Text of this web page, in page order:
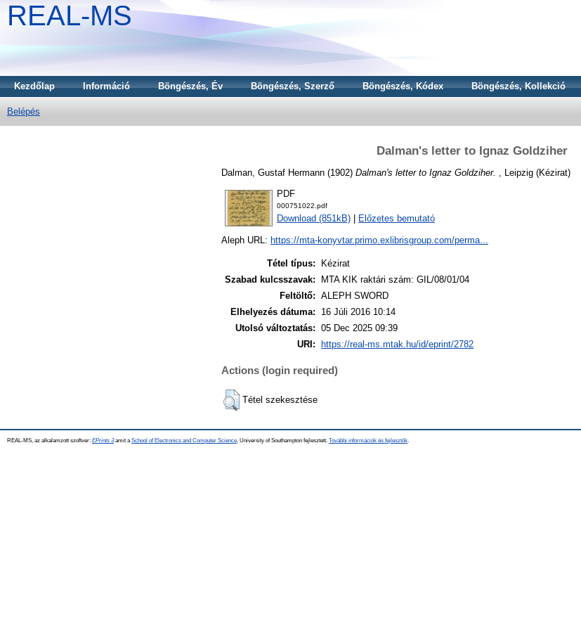
REAL-MS
Kezdőlap Információ Böngészés, Év Böngészés, Szerző Böngészés, Kódex Böngészés, Kollekció
Belépés
Dalman's letter to Ignaz Goldziher
Dalman, Gustaf Hermann (1902) Dalman's letter to Ignaz Goldziher. , Leipzig (Kézirat)
PDF
000751022.pdf
Download (851kB) Előzetes bemutató
Aleph URL: https://mta-konyvtar.primo.exlibrisgroup.com/perma...
Tétel típus:
Kézirat
Szabad kulcsszavak:
MTA KIK raktári szám: GIL/08/01/04
Feltöltő: ALEPH SWORD
Elhelyezés dátuma:
16 Júli 2016 10:14
Utolsó változtatás: 05 Dec 2025 09:39
URI:
https://real-ms.mtak.hu/id/eprint/2782
Actions (login required)
Tétel szekesztése
REAL-MS, az alkalamzott szoftver: EPrints 3amit a School of Electronics and Computer Science , University of Southampton fejlesztett. További információk és fejlesztők